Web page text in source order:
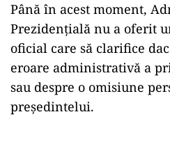
Până în acest moment,
Prezidențială nu a oferit
oficial care să clarifice
eroare administrativă a
sau despre o omisiune
președintelui.